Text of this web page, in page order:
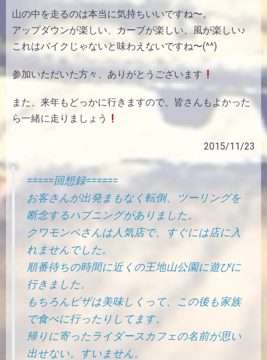
山の中を走るのは本当に気持ちいいですね〜。
アップダウンが楽しい、カーブが楽しい、風が楽しい♪
これはバイクじゃないと味わえないですね〜(^^)
参加いただいた方々、ありがとうございます
また、来年もどっかに行きますので、皆さんもよかった
ら一緒に走りましょう
2015/11/23
=====回想録======
お客さんが出発まもなく転倒、ツーリングを
断念するハプニングがありました。
クワモンペさんは人気店で、すぐには店に入
れませんでした。
順番待ちの時間に近くの王地山公園に遊びに
行きました。
もちろんピザは美味しくって、この後も家族
で食べに行ったりしてます。
帰りに寄ったライダースカフェの名前が思い
出せない。すいません。